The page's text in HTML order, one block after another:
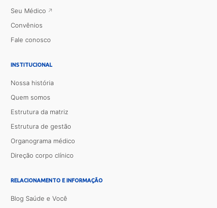
Seu Médico
Convênios
Fale conosco
INSTITUCIONAL
Nossa história
Quem somos
Estrutura da matriz
Estrutura de gestão
Organograma médico
Direção corpo clínico
RELACIONAMENTO E INFORMAÇÃO
Blog Saúde e Você